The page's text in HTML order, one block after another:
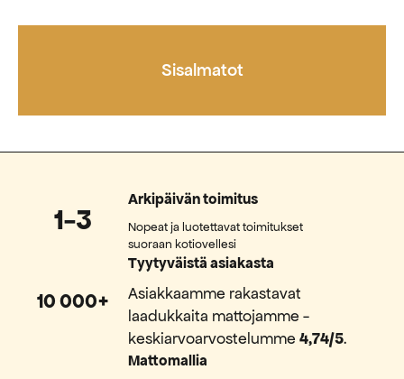
Sisalmatot
1-3
Arkipäivän toimitus
Nopeat ja luotettavat toimitukset
suoraan kotiovellesi
10 000+
Tyytyväistä asiakasta
Asiakkaamme rakastavat
laadukkaita mattojamme -
keskiarvoarvostelumme4,74/5.
Mattomallia